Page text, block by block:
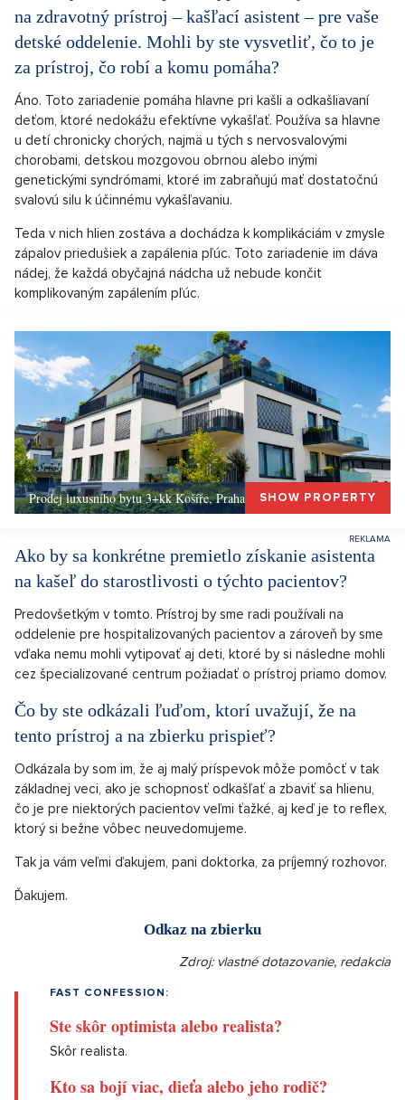
na zdravotný prístroj – kašľací asistent – pre vaše
detské oddelenie. Mohli by ste vysvetliť, čo to je
za prístroj, čo robí a komu pomáha?
Áno. Toto zariadenie pomáha hlavne pri kašli a odkašliavaní
deťom, ktoré nedokážu efektívne vykašľať. Používa sa hlavne
u detí chronicky chorých, najmä u tých s nervosvalovými
chorobami, detskou mozgovou obrnou alebo inými
genetickými syndrómami, ktoré im zabraňujú mať dostatočnú
svalovú silu k účinnému vykašľavaniu.
Teda v nich hlien zostáva a dochádza k komplikáciám v zmysle
zápalov priedušiek a zapálenia pľúc. Toto zariadenie im dáva
nádej, že každá obyčajná nádcha už nebude končit
komplikovaným zapálením pľúc.
Prodej luxusního bytu 3+kk Košíře, Praha 5 –, Praha 5SHOW PROPERTY
Ako by sa konkrétne premietlo získanie asistenta
na kašeľ do starostlivosti o týchto pacientov?
Predovšetkým v tomto. Prístroj by sme radi používali na
oddelenie pre hospitalizovaných pacientov a zároveň by sme
vďaka nemu mohli vytipovať aj deti, ktoré by si následne mohli
cez špecializované centrum požiadať o prístroj priamo domov.
Čo by ste odkázali ľuďom, ktorí uvažují, že na
tento prístroj a na zbierku prispieť?
Odkázala by som im, že aj malý príspevok môže pomôcť v tak
základnej veci, ako je schopnosť odkašľať a zbaviť sa hlienu,
čo je pre niektorých pacientov veľmi ťažké, aj keď je to reflex,
ktorý si bežne vôbec neuvedomujeme.
Tak ja vám veľmi ďakujem, pani doktorka, za príjemný rozhovor.
Ďakujem.
Odkaz na zbierku
Zdroj: vlastné dotazovanie, redakcia
FAST CONFESSION:
Ste skôr optimista alebo realista?
Skôr realista.
Kto sa bojí viac, dieťa alebo jeho rodič?